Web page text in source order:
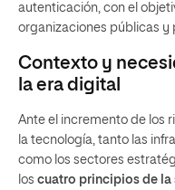
autenticación, con el
organizaciones públicas y
Contexto y
la era digital
Ante el incremento de los
la tecnología, tanto las
como los sectores
los cuatro principios de